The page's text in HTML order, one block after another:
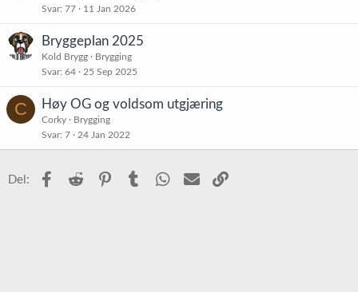
Svar 77 11 Jan 2026
Bryggeplan 2025
Kold Brygg
Brygging
Svar 64 25 Sep 2025
C Høy OG og voldsom utgjæring
Corky
Brygging
Svar 7 24 Jan 2022
Del: Facebook
Reddit PinterestTumblr WhatsApp
E-post